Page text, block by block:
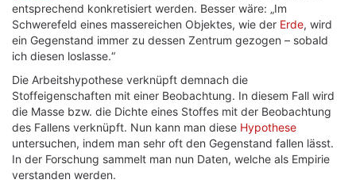
entsprechend konkretisiert werden. Besser wäre: „Im
Schwerefeld eines massereichen Objektes, wie der Erde, wird
ein Gegenstand immer zu dessen Zentrum gezogen – sobald
ich diesen loslasse.“
Die Arbeitshypothese verknüpft demnach die
Stoffeigenschaften mit einer Beobachtung. In diesem Fall wird
die Masse bzw. die Dichte eines Stoffes mit der Beobachtung
des Fallens verknüpft. Nun kann man diese Hypothese
untersuchen, indem man sehr oft den Gegenstand fallen lässt.
In der Forschung sammelt man nun Daten, welche als Empirie
verstanden werden.